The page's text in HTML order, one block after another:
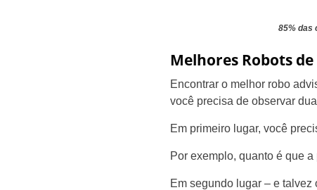
85% das
Melhores Robots
Encontrar o melhor robo
você precisa de observar
Em primeiro lugar, você
Por exemplo, quanto é que
Em segundo lugar – e